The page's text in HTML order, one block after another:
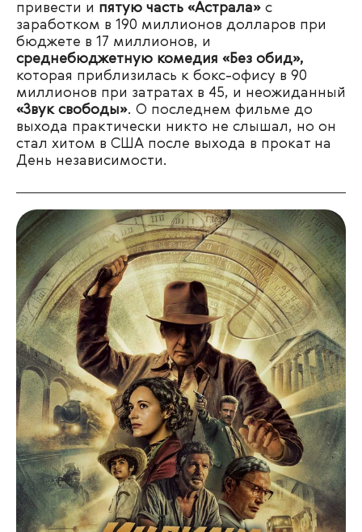
привести и пятую часть «Астрала» с
заработком в 190 миллионов долларов при
бюджете в 17 миллионов, и
среднебюджетную комедия «Без обид»,
которая приблизилась к бокс-офису в 90
миллионов при затратах в 45, и неожиданный
«Звук свободы». О последнем фильме до
выхода практически никто не слышал, но он
стал хитом в США после выхода в прокат на
День независимости.